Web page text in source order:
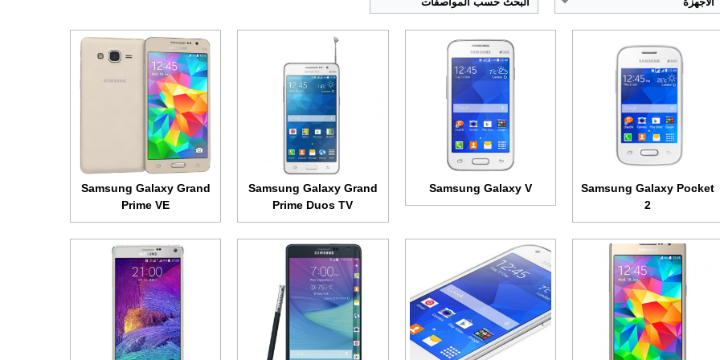
Samsung Galaxy Pocket
2
Samsung Galaxy V
Samsung Galaxy Grand
Prime Duos TV
Samsung Galaxy Grand
Prime VE
الشاشة:تي اف تي + 5.0 بوصة - 540x960 بكسل
الذاكرة الداخلية:8 جيجابايت
8 ميجابكسل
رباعي النواة 1.2 جيجاهرتز
البطارية: 2600 مللي أمبير
الشاشة:تي اف تي + 4.3 بوصة • 480x800 بكسل
الذاكرة الداخلية:8 جيجابايت
5 ميجابكسل
رباعي النواة 1.2 جيجاهرتز
البطارية:1900 مللي أمبير
عرض الموصفات ←
Super AMOLED + 5.6 بوصة • 1600x2560 بكسل
الذاكرة الداخلية:32/64 جيجابايت
رباعي النواة 2.7 جيجاهرتز
عرض الموصفات ←
الشاشة:Super AMOLED + 5.7 بوصة - 1440x2560 بكسل
الذاكرة الداخلية:
الرام:3 جيجابت
الكاميرا:16 ميجابكسل
المعالج:رباعي النواة 2.7 جيجاهرتز
البطارية:3000 مللي أمبير
عرض الموصفات ←
الشاشة:Super AMOLED + 5.7 بوصة - 1440x2560 بكسل
الذاكرة الداخلية:32 جيجابايت
الكاميرا:16 ميجابكسل
الشاشة:8.0 بوصة • 800x1280 بكسل
الذاكرة الداخلية:16 جيجابايت
الرام:1.5 جيجابايت
الكاميرا:3.15 ميجابكسل
المعالج:رباعي النواة 1.2 جيجاهرتز
الشاشة: 8.0 بوصة • 800x1280 بكسل
الذاكرة الداخلية:
الرام:
الكاميرا:3.15 ميجابكسل
المعالج:رباعي النواة 1.2 جيجاهرتز
الشاشة:Super AMOLED + 4.7 بوصة - 720x1280 بكسل
الذاكرة الداخلية:32 جيجابايت
الكاميرا:12 ميجابكسل